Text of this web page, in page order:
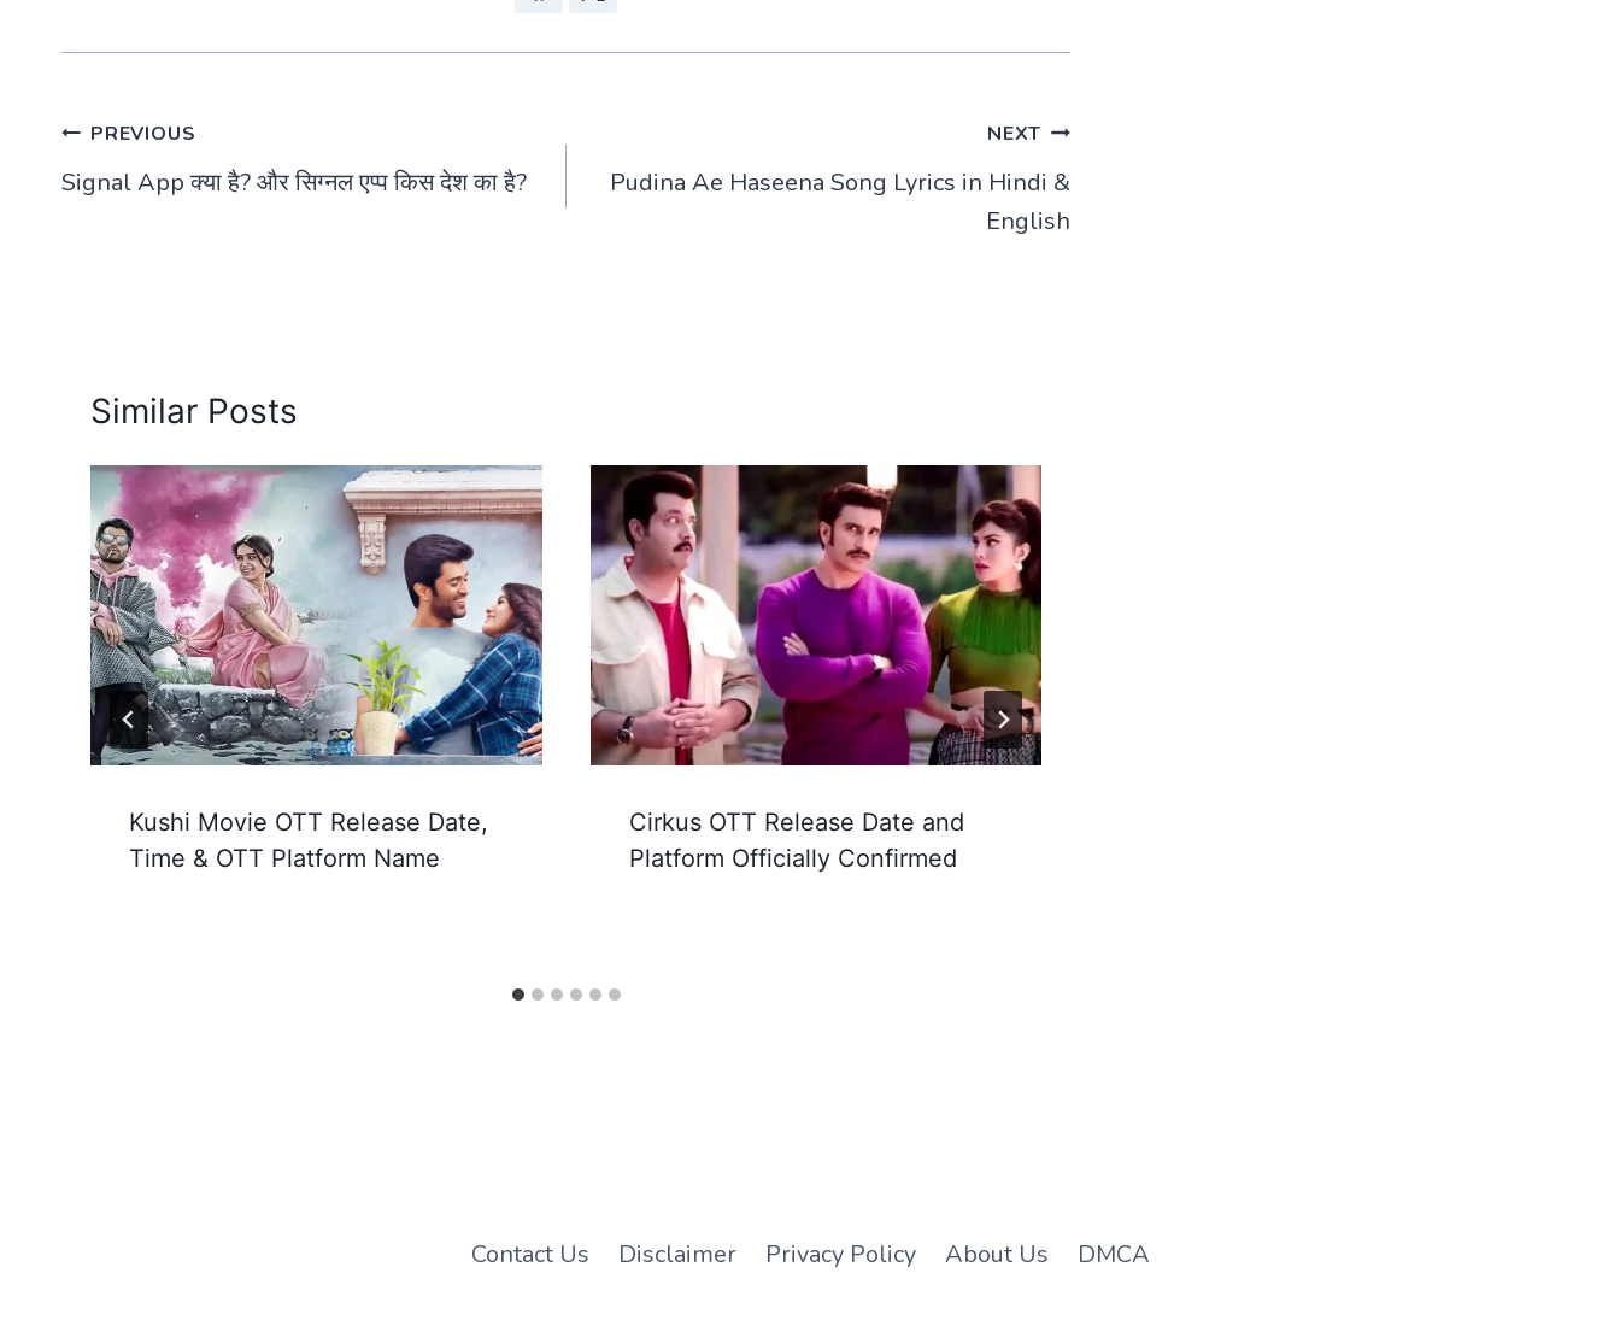
Post
navigation
PREVIOUS
Signal App क्या है? और सिग्नल एप्प किस देश का है?
NEXT
Pudina Ae Haseena Song Lyrics in Hindi &
English
Similar Posts
Kushi Movie OTT Release Date,
Time & OTT Platform Name
Cirkus OTT Release Date and
Platform Officially Confirmed
Contact Us Disclaimer Privacy Policy About Us DMCA